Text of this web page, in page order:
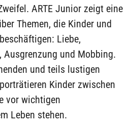
ARTE Junior zeigt eine
Themen, die Kinder und
Liebe,
Ausgrenzung und Mobbing.
und teils lustigen
Kinder zwischen
vor wichtigen
Leben stehen.